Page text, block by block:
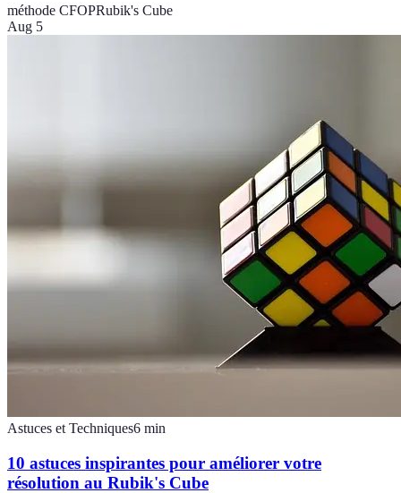
méthode CFOPRubik's Cube
Aug 5
Astuces et Techniques6 min
10 astuces inspirantes pour améliorer votre
résolution au Rubik's Cube